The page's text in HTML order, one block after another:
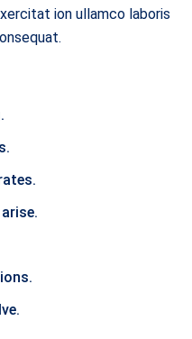
ion ullamco laboris